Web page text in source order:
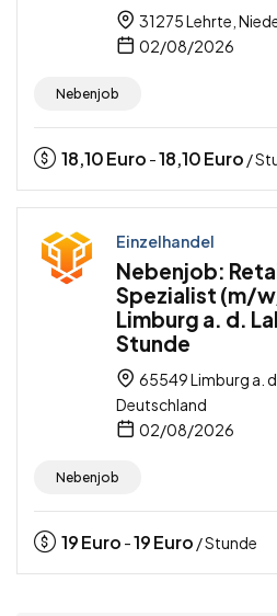
31275 Lehrte,
02/08/2026
Nebenjob
18,10Euro -18,10Euro /
Einzelhandel
Nebenjob:
Spezialist (m/
Limburg a. d.
Stunde
65549 Limburg a.
Deutschland
02/08/2026
Nebenjob
19Euro -19Euro / Stunde